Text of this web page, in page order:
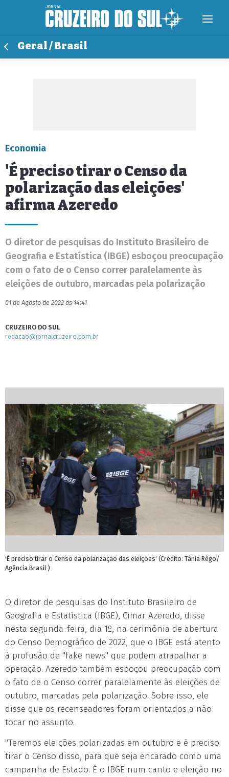
Geral / Brasil
Economia
'É preciso tirar o Censo da
polarização das eleições'
afirma Azeredo
O diretor de pesquisas do Instituto Brasileiro de
Geografia e Estatística (IBGE) esboçou preocupação
com o fato de o Censo correr paralelamente às
eleições de outubro, marcadas pela polarização
01 de Agosto de 2022 às 14:41
CRUZEIRO DO SUL
redacao@jornalcruzeiro.com.br
'É preciso tirar o Censo da polarização das eleições' (Crédito: Tânia Rêgo/
Agência Brasil )
O diretor de pesquisas do Instituto Brasileiro de
Geografia e Estatística (IBGE), Cimar Azeredo, disse
nesta segunda-feira, dia 1º, na cerimônia de abertura
do Censo Demográfico de 2022, que o IBGE está atento
à profusão de "fake news" que podem atrapalhar a
operação. Azeredo também esboçou preocupação com
o fato de o Censo correr paralelamente às eleições de
outubro, marcadas pela polarização. Sobre isso, ele
disse que os recenseadores foram orientados a não
tocar no assunto.
"Teremos eleições polarizadas em outubro e é preciso
tirar o Censo disso, para que seja encarado como uma
campanha de Estado. É o IBGE num canto e eleição no